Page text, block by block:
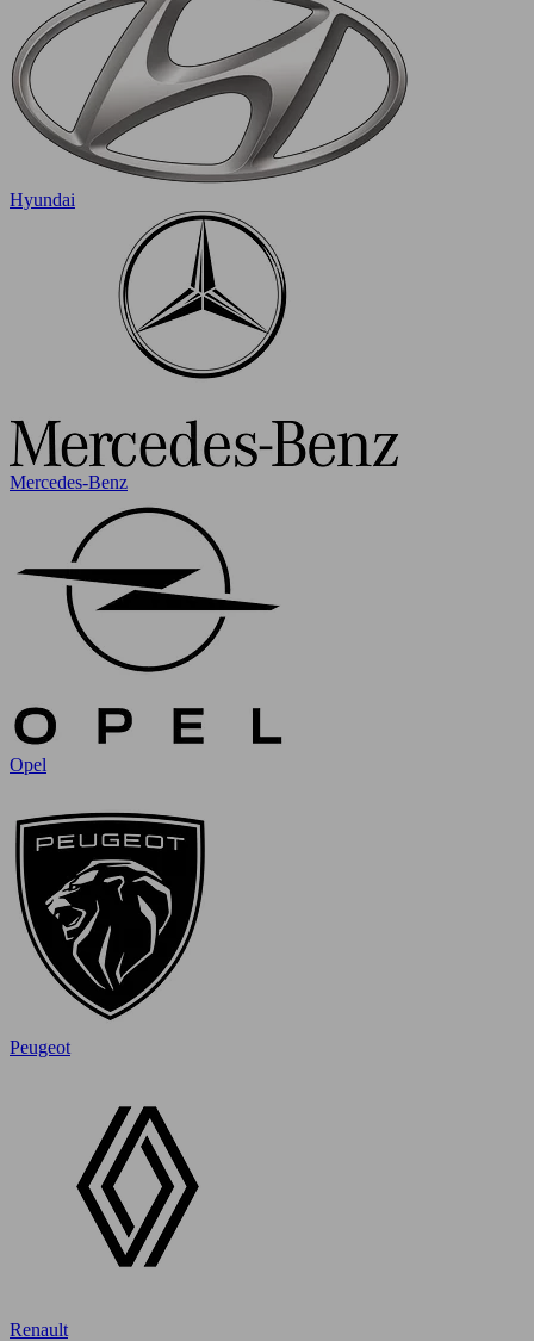
Hyundai
Mercedes-Benz
Opel
Peugeot
Renault